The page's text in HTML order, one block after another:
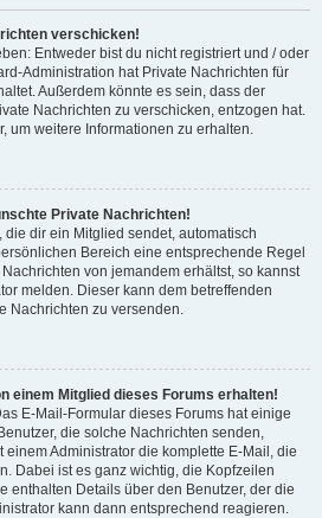
verschicken!
Entweder bist du nicht registriert und / oder
Administration hat Private Nachrichten für
Außerdem könnte es sein, dass der
Nachrichten zu verschicken, entzogen hat.
um weitere Informationen zu erhalten.
Private Nachrichten!
die dir ein Mitglied sendet, automatisch
Bereich eine entsprechende Regel
von jemandem erhältst, so kannst
melden. Dieser kann dem betreffenden
Nachrichten zu versenden.
einem Mitglied dieses Forums erhalten!
E-Mail-Formular dieses Forums hat einige
die solche Nachrichten senden,
Administrator die komplette E-Mail, die
Dabei ist es ganz wichtig, die Kopfzeilen
enthalten Details über den Benutzer, der die
kann dann entsprechend reagieren.